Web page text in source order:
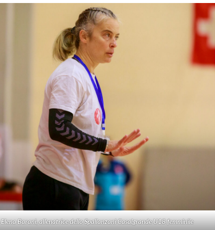
Elena Barani, allenatrice dello Spallanzani Casalgrande U18 femminile